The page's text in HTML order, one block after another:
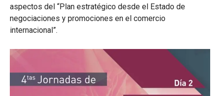
aspectos del “Plan estratégico desde el Estado de
negociaciones y promociones en el comercio
internacional”.